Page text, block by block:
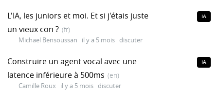
L'IA, les juniors et moi. Et si j'étais juste
un vieux con ? (fr)
Michael Bensoussan il y a 5 mois discuter
IA
Construire un agent vocal avec une
latence inférieure à 500ms (en)
Camille Roux il y a 5 mois discuter
IA